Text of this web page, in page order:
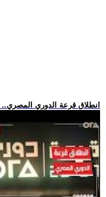
.. انطلاق قرعة الدوري